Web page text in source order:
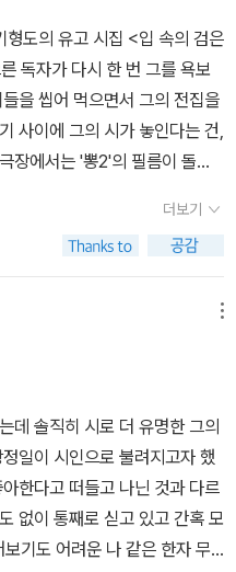
데 큰 도움이 됐다.실은 작가
인적인 취향이 있기도 하다.좀
깊이를 더해 갔더라면 참 좋
까워하며 책을 덮는다.
형도의 유고 시집 <입 속의 검은
독자가 다시 한 번 그를 욕보
을 씹어 먹으면서 그의 전집을
사이에 그의 시가 놓인다는 건,
장에서는 '뽕2'의 필름이 돌아
생각한 적이 있는 황당한 독자
그는 이런 나를, 슬퍼하지 않
슬픔으로 시를 쓰던 시인이
요절을 통해서 자신의 삶을 청
도 전집>은 그렇게, 미라가 된
살아있는 박물관이다. 시, 소
는 역시나, 청년들이 웅성대고
서 뿜어져 나오는 안개에 질식
의 검은 잎'을 사막처럼 마르게
지 고통을 전달한다. '아아, 목
.'(환상일지, 247쪽) …일부러
막까지 그렇게 버틸 힘이 도저
더보기
데 솔직히 시로 더 유명한 그의
일이 시인으로 불려지고자 했
한다고 떠들고 나닌 것과 다르
없이 통째로 싣고 있고 간혹 모
기도 어려운 나 같은 한자 무